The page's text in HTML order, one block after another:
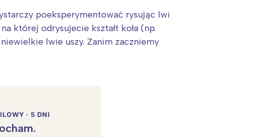
poeksperymentować rysując lwi
której odrysujecie kształt koła (np.
lwie uszy. Zanim zaczniemy
· 5 DNI